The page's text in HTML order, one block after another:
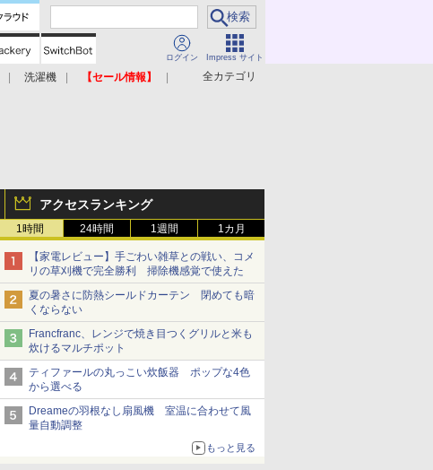
ログイン Impress サイト
全カテゴリ
洗濯機
【セール情報】
アクセスランキング
1時間 24時間 1週間 1カ月
【家電レビュー】手ごわい雑草との戦い、コメ
リの草刈機で完全勝利 掃除機感覚で使えた
夏の暑さに防熱シールドカーテン 閉めても暗
くならない
Francfranc、レンジで焼き目つくグリルと米も
炊けるマルチポット
ティファールの丸っこい炊飯器 ポップな4色
から選べる
Dreameの羽根なし扇風機 室温に合わせて風
量自動調整
もっと見る